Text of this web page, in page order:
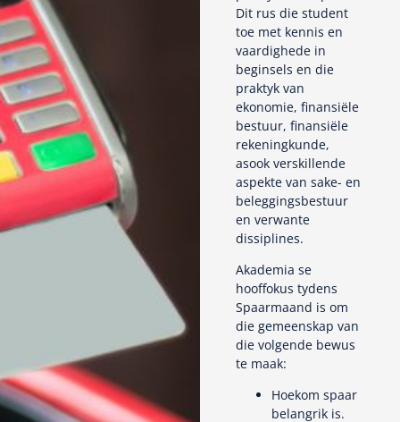
Dit rus die student
toe met kennis en
vaardighede in
beginsels en die
praktyk van
ekonomie, finansiële
bestuur, finansiële
rekeningkunde,
asook verskillende
aspekte van sake- en
beleggingsbestuur
en verwante
dissiplines.
Akademia se
hooffokus tydens
Spaarmaand is om
die gemeenskap van
die volgende bewus
te maak:
Hoekom spaar
belangrik is.